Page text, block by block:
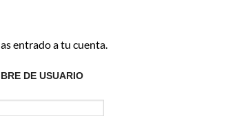
entrado a tu cuenta.
DE USUARIO